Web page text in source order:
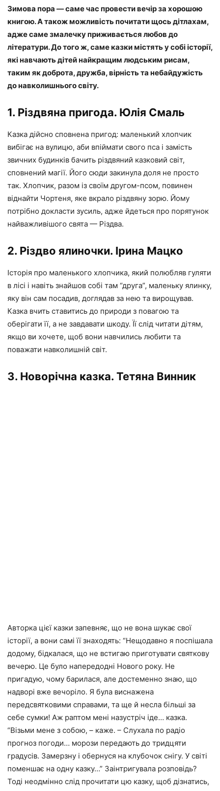
Зимова пора — саме час провести вечір за хорошою
книгою. А також можливість почитати щось дітлахам,
адже саме змалечку приживається любов до
літератури. До того ж, саме казки містять у собі історії,
які навчають дітей найкращим людським рисам,
таким як доброта, дружба, вірність та небайдужість
до навколишнього світу.
1. Різдвяна пригода. Юлія Смаль
Казка дійсно сповнена пригод: маленький хлопчик
вибігає на вулицю, аби впіймати свого пса і замість
звичних будинків бачить різдвяний казковий світ,
сповнений магії. Його сюди закинула доля не просто
так. Хлопчик, разом із своїм другом-псом, повинен
віднайти Чортеня, яке вкрало різдвяну зорю. Йому
потрібно докласти зусиль, адже йдеться про порятунок
найважливішого свята — Різдва.
2. Різдво ялиночки. Ірина Мацко
Історія про маленького хлопчика, який полюбляв гуляти
в лісі і навіть знайшов собі там “друга”, маленьку ялинку,
яку він сам посадив, доглядав за нею та вирощував.
Казка вчить ставитись до природи з повагою та
оберігати її, а не завдавати шкоду. Її слід читати дітям,
якщо ви хочете, щоб вони навчились любити та
поважати навколишній світ.
3. Новорічна казка. Тетяна Винник
Авторка цієї казки запевняє, що не вона шукає свої
історії, а вони самі її знаходять: “Нещодавно я поспішала
додому, бідкалася, що не встигаю приготувати святкову
вечерю. Це було напередодні Нового року. Не
пригадую, чому барилася, але достеменно знаю, що
надворі вже вечоріло. Я була виснажена
передсвятковими справами, та ще й несла більші за
себе сумки! Аж раптом мені назустріч іде… казка.
“Візьми мене з собою, – каже. – Слухала по радіо
прогноз погоди… морози передають до тридцяти
градусів. Замерзну і обернуся на клубочок снігу. У світі
поменшає на одну казку…” Заінтригувала розповідь?
Тоді неодмінно слід прочитати цю казку, щоб дізнатись,